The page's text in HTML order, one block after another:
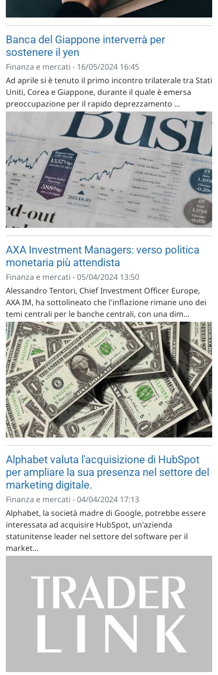
Banca del Giappone interverrà per
sostenere il yen
Finanza e mercati - 16/05/2024 16:45
Ad aprile si è tenuto il primo incontro trilaterale tra Stati
Uniti, Corea e Giappone, durante il quale è emersa
preoccupazione per il rapido deprezzamento ...
AXA Investment Managers: verso politica
monetaria più attendista
Finanza e mercati - 05/04/2024 13:50
Alessandro Tentori, Chief Investment Officer Europe,
AXA IM, ha sottolineato che l'inflazione rimane uno dei
temi centrali per le banche centrali, con una dim...
Alphabet valuta l'acquisizione di HubSpot
per ampliare la sua presenza nel settore del
marketing digitale.
Finanza e mercati - 04/04/2024 17:13
Alphabet, la società madre di Google, potrebbe essere
interessata ad acquisire HubSpot, un'azienda
statunitense leader nel settore del software per il
market...